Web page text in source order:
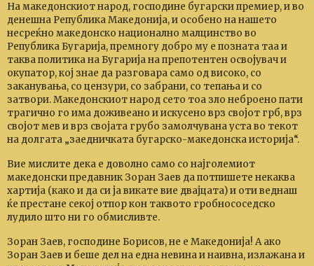
На македонскиот народ, господине бугарски премиер, и во
денешна Република Македонија, и особено на нашето
несреќно македонско национално малцинство во
Република Бугарија, премногу добро му е позната таа и
таква политика на Бугарија на препотентен освојувач и
окупатор, кој знае да разговара само од високо, со
заканувања, со цензури, со забрани, со тепања и со
затвори. Македонскиот народ сето тоа зло неброено пати
трагично го има доживеано и искусено врз својот грб, врз
својот мев и врз својата грубо замолчувана уста во текот
на долгата „заедничката бугарско-македонска историја“.
Вие мислите дека е доволно само со најголемиот
македонски предавник Зоран Заев да потпишете некаква
хартија (како и да си ја викате вие двајцата) и оти веднаш
ќе престане секој отпор кон таквото гробнососедско
лудило што ни го обмисливте.
Зоран Заев, господине Борисов, не е Македонија! А ако
Зоран Заев и беше дел на една невина и наивна, излажана и